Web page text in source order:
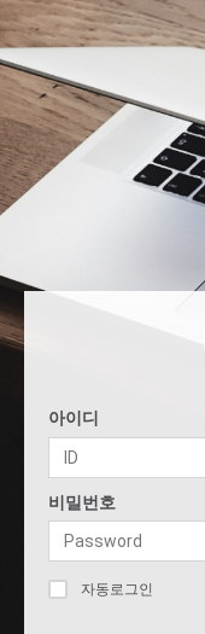
아이디
비밀번호
자동로그인